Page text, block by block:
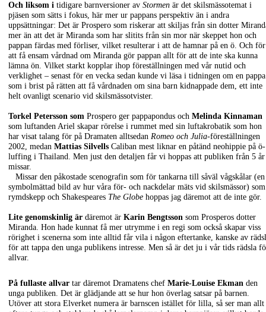
Och liksom i tidigare barnversioner av Stormen är det skilsmässotemat i
pjäsen som sätts i fokus, här mer ur pappans perspektiv än i andra
uppsättningar: Det är Prospero som riskerar att skiljas från sin dotter
mer än att det är Miranda som har slitits från sin mor när skeppet hon och
pappan färdas med förliser, vilket resulterar i att de hamnar på en ö. Och för
att få ensam vårdnad om Miranda gör pappan allt för att de inte ska kunna
lämna ön. Vilket starkt kopplar ihop föreställningen med vår nutid och
verklighet – senast för en vecka sedan kunde vi läsa i tidningen om en pappa
som i brist på rätten att få vårdnaden om sina barn kidnappade dem, ett inte
helt ovanligt scenario vid skilsmässotvister.
Torkel Petersson som Prospero ger pappapondus och Melinda Kinnaman
som luftanden Ariel skapar rörelse i rummet med sin luftakrobatik som hon
har visat talang för på Dramaten alltsedan Romeo och Julia-föreställningen
2002, medan Mattias Silvells Caliban mest liknar en påtänd neohippie på ö-
luffing i Thailand. Men just den detaljen får vi hoppas att publiken från 5 år
missar.
Missar den påkostade scenografin som för tankarna till såväl vågskålar (en
symbolmättad bild av hur våra för- och nackdelar mäts vid skilsmässor) som
rymdskepp och Shakespeares The Globe hoppas jag däremot att de inte gör.
Lite genomskinlig är däremot är Karin Bengtsson som Prosperos dotter
Miranda. Hon hade kunnat få mer utrymme i en regi som också skapar viss
rörighet i scenerna som inte alltid får vila i någon eftertanke, kanske av
för att tappa den unga publikens intresse. Men så är det ju i vår tids rädsla
allvar.
På fullaste allvar tar däremot Dramatens chef Marie-Louise Ekman den
unga publiken. Det är glädjande att se hur hon överlag satsar på barnen.
Utöver att stora Elverket numera är barnscen istället för lilla, så ser man allt